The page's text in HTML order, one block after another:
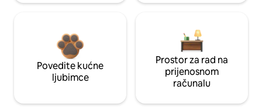
Povedite kućne
ljubimce
Prostor za rad na
prijenosnom
računalu